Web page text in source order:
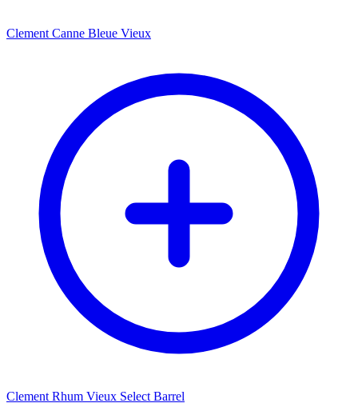
Clement Canne Bleue Vieux
Clement Rhum Vieux Select Barrel